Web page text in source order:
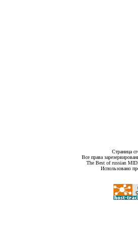
Страница
Все права
The Best of russian
Использовано